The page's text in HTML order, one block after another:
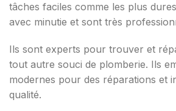
tâches faciles comme les plus
avec minutie et sont très
Ils sont experts pour trouver et
tout autre souci de plomberie. Ils
modernes pour des réparations et
qualité.